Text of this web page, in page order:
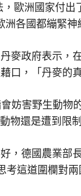
歐洲國家付
各國都繃緊神
麥政府表示
口，「丹麥的
妨害野生動
物還是遭到限
，德國農業
考這道圍欄對兩